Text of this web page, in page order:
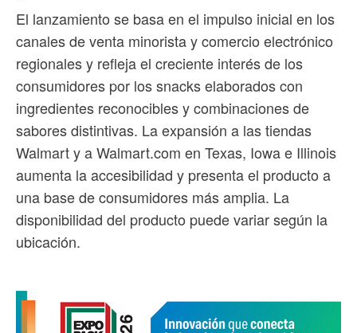
El lanzamiento se basa en el impulso inicial en los
canales de venta minorista y comercio electrónico
regionales y refleja el creciente interés de los
consumidores por los snacks elaborados con
ingredientes reconocibles y combinaciones de
sabores distintivas. La expansión a las tiendas
Walmart y a Walmart.com en Texas, Iowa e Illinois
aumenta la accesibilidad y presenta el producto a
una base de consumidores más amplia. La
disponibilidad del producto puede variar según la
ubicación.